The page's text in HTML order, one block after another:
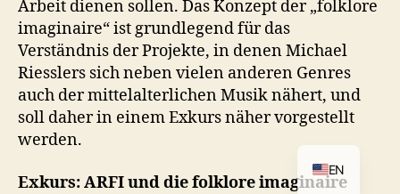
Arbeit dienen sollen. Das Konzept der „folklore
imaginaire“ ist grundlegend für das
Verständnis der Projekte, in denen Michael
Riesslers sich neben vielen anderen Genres
auch der mittelalterlichen Musik nähert, und
soll daher in einem Exkurs näher vorgestellt
werden.
Exkurs: ARFI und die folklore imaginaire
EN